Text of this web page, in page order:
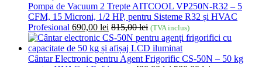
Pompa de Vacuum 2 Trepte AITCOOL VP250N-R32 – 5
CFM, 15 Microni, 1/2 HP, pentru Sisteme R32 și HVAC
Profesional 690,00 lei 815,00lei (TVA inclus)
Cântar Electronic pentru Agent Frigorific CS-50N – 50 kg